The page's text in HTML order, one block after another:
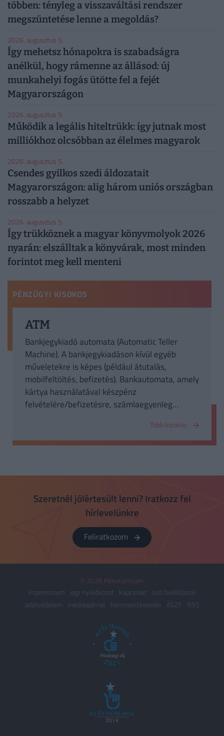
többen: tényleg a visszaváltási rendszer
megszüntetése lenne a megoldás?
2026. augusztus 5.
Így mehetsz hónapokra is szabadságra
anélkül, hogy rámenne az állásod: új
munkahelyi fogás ütötte fel a fejét
Magyarországon
2026. augusztus 5.
Működik a legális hiteltrükk: így jutnak most
milliókhoz olcsóbban az élelmes magyarok
2026. augusztus 5.
Csendes gyilkos szedi áldozatait
Magyarországon: alig három uniós országban
rosszabb a helyzet
2026. augusztus 5.
Így trükköznek a magyar könyvmolyok 2026
nyarán: elszálltak a könyvárak, most minden
forintot meg kell menteni
PÉNZÜGYI KISOKOS
ATM
Bankjegykiadó automata (Automatic Teller
Machine). A bankjegykiadáson kívül egyéb
műveletekre is képes (például átutalás,
mobilfeltöltés, befizetés). Bankautomata, amely
kártya használatával készpénz
felvételére/befizetésre, számlaegyenleg
nevezzük a hitelintézetünk automatáit, ahol
általában olcsóbban vehetünk fel pénzt, mint az
Több kisokos
Szeretnél jólértesült lenni? Iratkozz fel
hírlevelünkre
Feliratkozom
© 2026 Pénzcentrum
impresszum
jogi nyilatkozat kapcsolat
süti beállítások
adatvédelem
médiaajánlat kommentkezelés ÁSZF RSS